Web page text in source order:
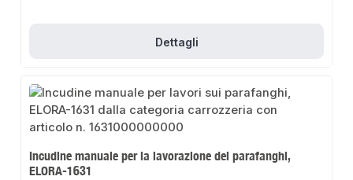
Dettagli
Incudine manuale per la lavorazione dei parafanghi,
ELORA-1631